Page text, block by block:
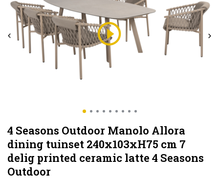
4 Seasons Outdoor Manolo Allora
dining tuinset 240x103xH75 cm 7
delig printed ceramic latte 4 Seasons
Outdoor